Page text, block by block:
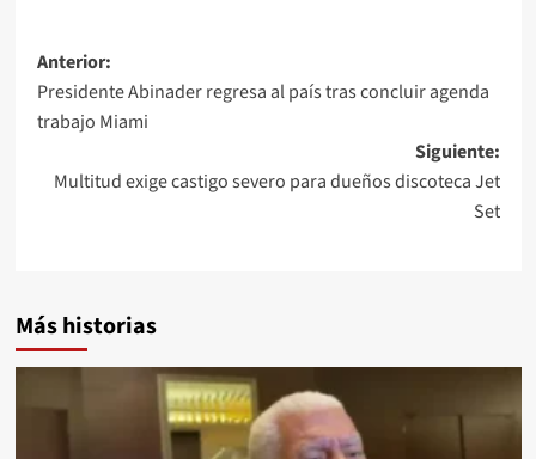
Anterior:
Presidente Abinader regresa al país tras concluir agenda
trabajo Miami
Siguiente:
Multitud exige castigo severo para dueños discoteca Jet
Set
Más historias